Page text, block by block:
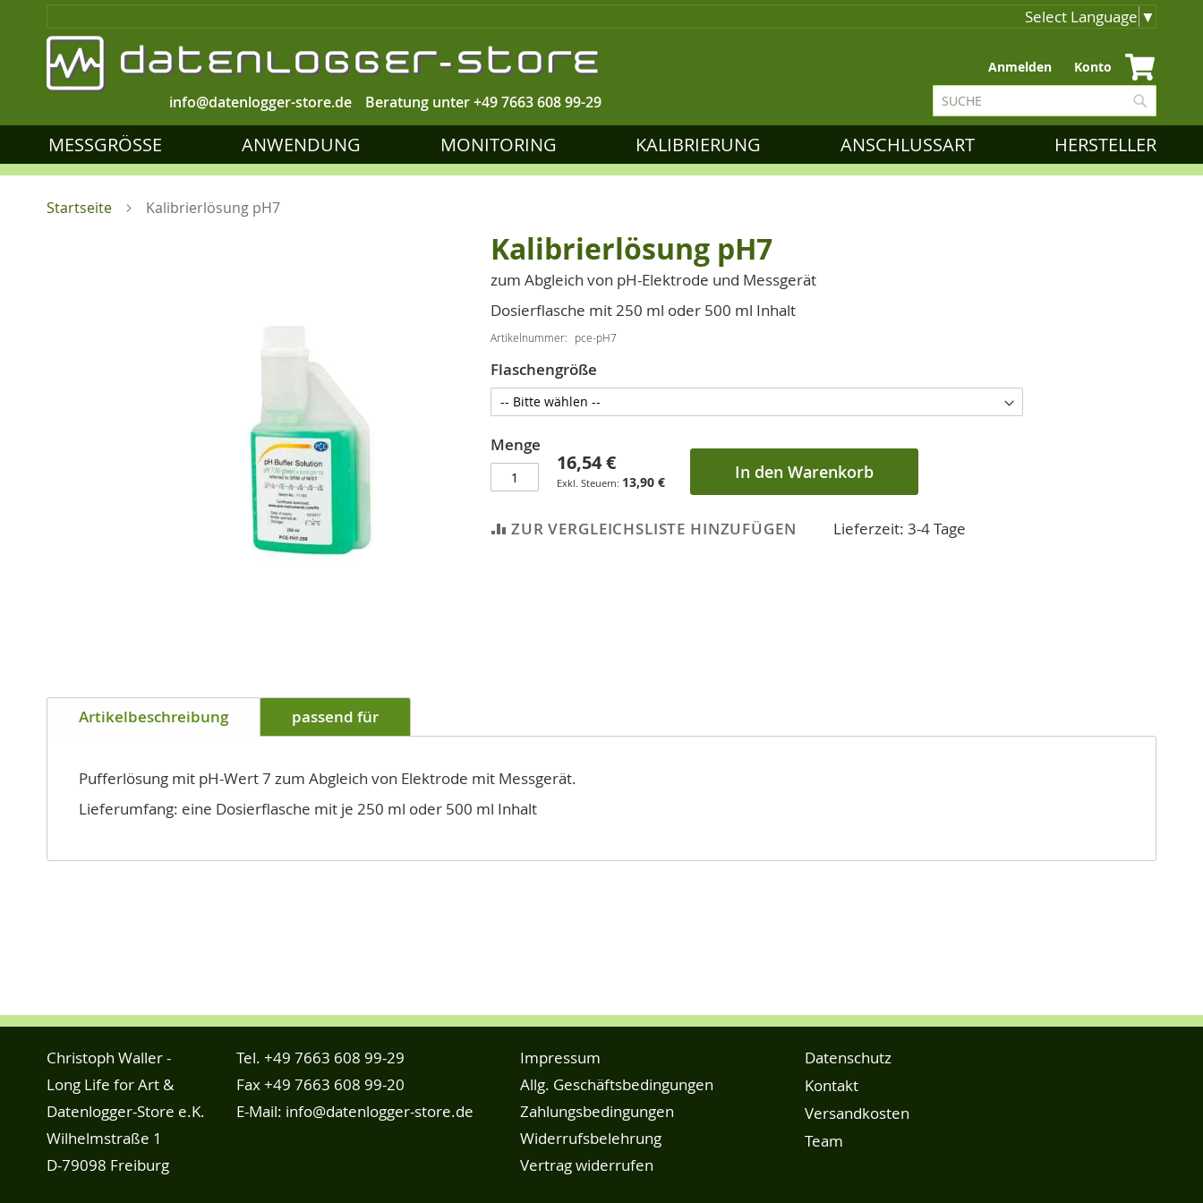
Select Language ▼
Beratung unter+49 7663 608 99-29
info@datenlogger-store.de
Zum
Inhalt
springen
Anmelden Konto
Suche
MESSGRÖSSE ANWENDUNG MONITORING KALIBRIERUNG ANSCHLUSSART HERSTELLER
Startseite Kalibrierlösung pH7
Anfang
springen
Kalibrierlösung pH7
zum Abgleich von pH-Elektrode und Messgerät
Dosierflasche mit 250 ml oder 500 ml Inhalt
Artikelnummer pce-pH7
Flaschengröße
Menge
16,54 €
13,90 € In den Warenkorb
ZUR VERGLEICHSLISTE HINZUFÜGEN Lieferzeit: 3-4 Tage
Artikelbeschreibung passend für
Pufferlösung mit pH-Wert 7 zum Abgleich von Elektrode mit Messgerät.
Lieferumfang: eine Dosierflasche mit je 250 ml oder 500 ml Inhalt
Christoph Waller -
Long Life for Art &
Datenlogger-Store e.K.
Wilhelmstraße 1
D-79098 Freiburg
Tel. +49 7663 608 99-29
Fax +49 7663 608 99-20
E-Mail: info@datenlogger-store.de
Impressum
Allg. Geschäftsbedingungen
Zahlungsbedingungen
Widerrufsbelehrung
Vertrag widerrufen
Datenschutz
Kontakt
Versandkosten
Team